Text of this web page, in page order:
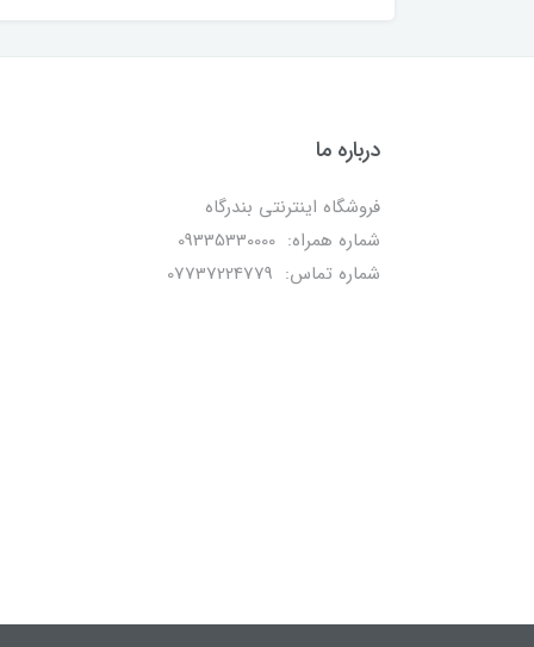
درباره ما
فروشگاه اینترنتی بندرگاه
شماره همراه: 09335330000
شماره تماس: 07737224779